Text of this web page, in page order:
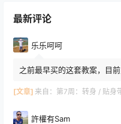
最新评论
乐乐呵呵
之前最早买的这套教案，目
[文章] 来自： 第7周：转身 / 贴身
許權有Sam